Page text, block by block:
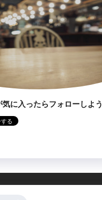
気に入ったらフォローしよう